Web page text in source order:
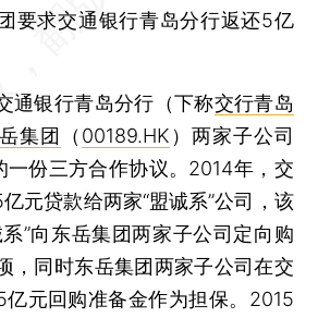
要求交通银行青岛分行返还5亿
银行青岛分行（下称交行青岛
集团 （ 00189.HK ）两家子公司
一份三方合作协议。2014年，交
元贷款给两家“盟诚系”公司，该
”向东岳集团两家子公司定向购
，同时东岳集团两家子公司在交
元回购准备金作为担保。2015